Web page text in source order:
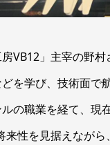
VB12」主宰の野
を学び、技術面で
の職業を経て、現
来性を見据えなが